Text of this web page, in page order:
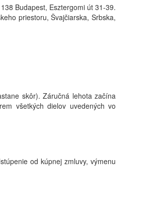
Budapest, Esztergomi út 31-39.
priestoru, Švajčiarska, Srbska,
skôr). Záručná lehota začína
všetkých dielov uvedených vo
od kúpnej zmluvy, výmenu